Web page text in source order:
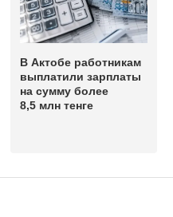
В Актобе работникам
выплатили зарплаты
на сумму более
8,5 млн тенге